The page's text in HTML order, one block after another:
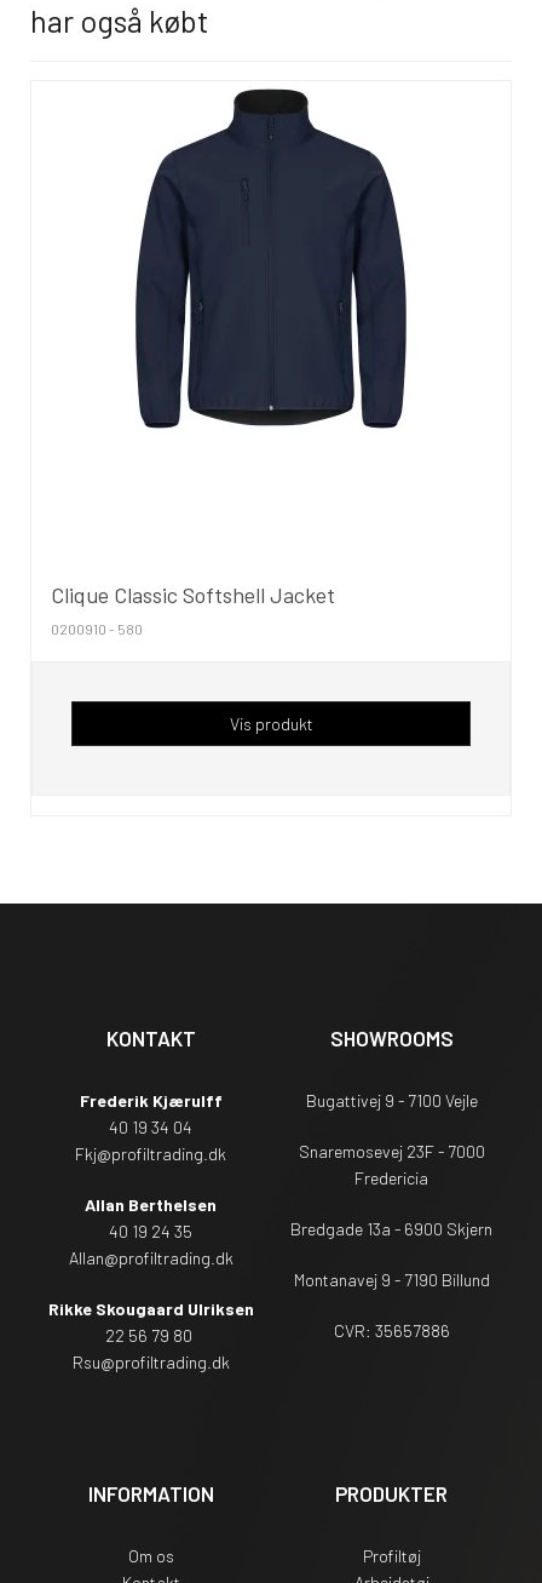
har også købt
Clique Classic Softshell Jacket
0200910 - 580
Vis produkt
KONTAKT
Frederik Kjærulff
40 19 34 04
Fkj@profiltrading.dk
Allan Berthelsen
40 19 24 35
Allan@profiltrading.dk
Rikke Skougaard Ulriksen
22 56 79 80
Rsu@profiltrading.dk
SHOWROOMS
Bugattivej 9 - 7100 Vejle
Snaremosevej 23F - 7000
Fredericia
Bredgade 13a - 6900 Skjern
Montanavej 9 - 7190 Billund
CVR: 35657886
INFORMATION
Om os
PRODUKTER
Profiltøj